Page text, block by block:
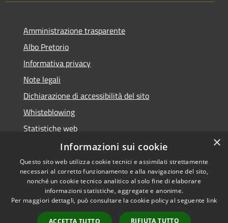
Amministrazione trasparente
Albo Pretorio
Informativa privacy
Note legali
Dichiarazione di accessibilità del sito
Whisteblowing
Statistiche web
Segnalazioni di non conformità
RSS
Accessibility
Copyright © 2026 • Town of •
Municipium
×
Informazioni sui cookie
Questo sito web utilizza cookie tecnici e assimilati strettamente
necessari al corretto funzionamento e alla navigazione del sito,
nonché un cookie tecnico analitico al solo fine di elaborare
informazioni statistiche, aggregate e anonime.
Per maggiori dettagli, può consultare la cookie policy al seguente link
ACCETTA TUTTO RIFIUTA TUTTO